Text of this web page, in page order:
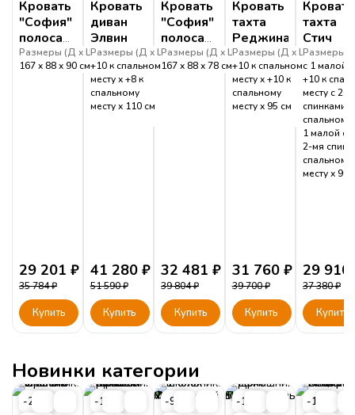
Кровать
"София"
полоса
дуга
Размеры (Д Ш В)
167
88 90 см
29 201 ₽
35 784₽
Купить
Кровать
диван
Элвин
Размеры (Д Ш В)
+10 к спальному
месту
+8 к
спальному
месту
110 см
41 280 ₽
51 590₽
Купить
Кровать
"София"
полоса
угловая
с
Размеры (Д Ш В)
167
88 78 см
32 481 ₽
39 804₽
Купить
Кровать
тахта
Реджина
Размеры (Д Ш В)
+10 к спальному
месту
+10 к
спальному
месту
95 см
31 760 ₽
39 700₽
Купить
Кровать
тахта
Стич
Размеры (
с 1 малой
+10 к
месту с 2-
спинками:
спальному
1 малой
2-мя
спальному
месту
90
29 910
37 380₽
Купить
Новинки категории
-20%
-17%
-9%
-10%
-11%